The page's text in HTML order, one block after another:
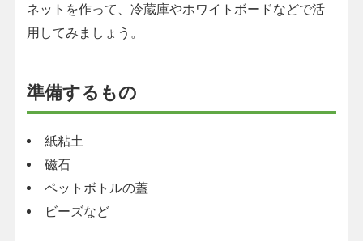
ネットを作って、冷蔵庫やホワイトボードなどで活
用してみましょう。
準備するもの
紙粘土
磁石
ペットボトルの蓋
ビーズなど